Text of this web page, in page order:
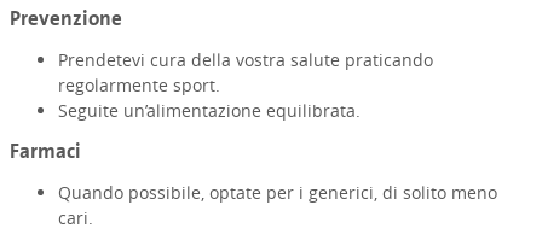
Prevenzione
Prendetevi cura della vostra salute praticando
regolarmente sport.
Seguite un’alimentazione equilibrata.
Farmaci
Quando possibile, optate per i generici, di solito meno
cari.